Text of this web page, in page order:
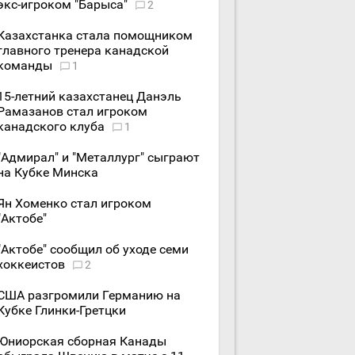
игроком "Барыса"
2
стала помощником
тренера канадской
1
летний казахстанец Данэль
стал игроком
клуба
1
и "Металлург" сыграют
Кубке Минска
Хоменко стал игроком
сообщил об уходе семи
2
разгромили Германию на
Глинки-Гретцки
сборная Канады